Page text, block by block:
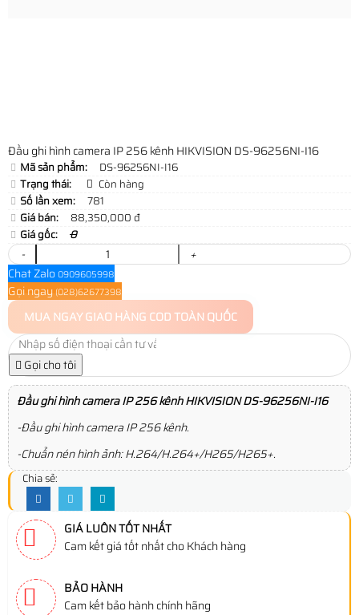
Đầu ghi hình camera IP 256 kênh HIKVISION DS-96256NI-I16
Mã sản phẩm:
DS-96256NI-I16
Trạng thái:
Còn hàng
Số lần xem:
781
Giá bán:
88,350,000 đ
Giá gốc:
0
-
+
Chat Zalo 0909605998
Gọi ngay(028)62677398
MUA NGAYGIAO HÀNG COD TOÀN QUỐC
Gọi cho tôi
Đầu ghi hình camera IP 256 kênh HIKVISION DS-96256NI-I16
-Đầu ghi hình camera IP 256 kênh.
-Chuẩn nén hình ảnh: H.264/H.264+/H265/H265+.
Chia sẻ:
GIÁ LUÔN TỐT NHẤT
Cam kết giá tốt nhất cho Khách hàng
BẢO HÀNH
Cam kết bảo hành chính hãng